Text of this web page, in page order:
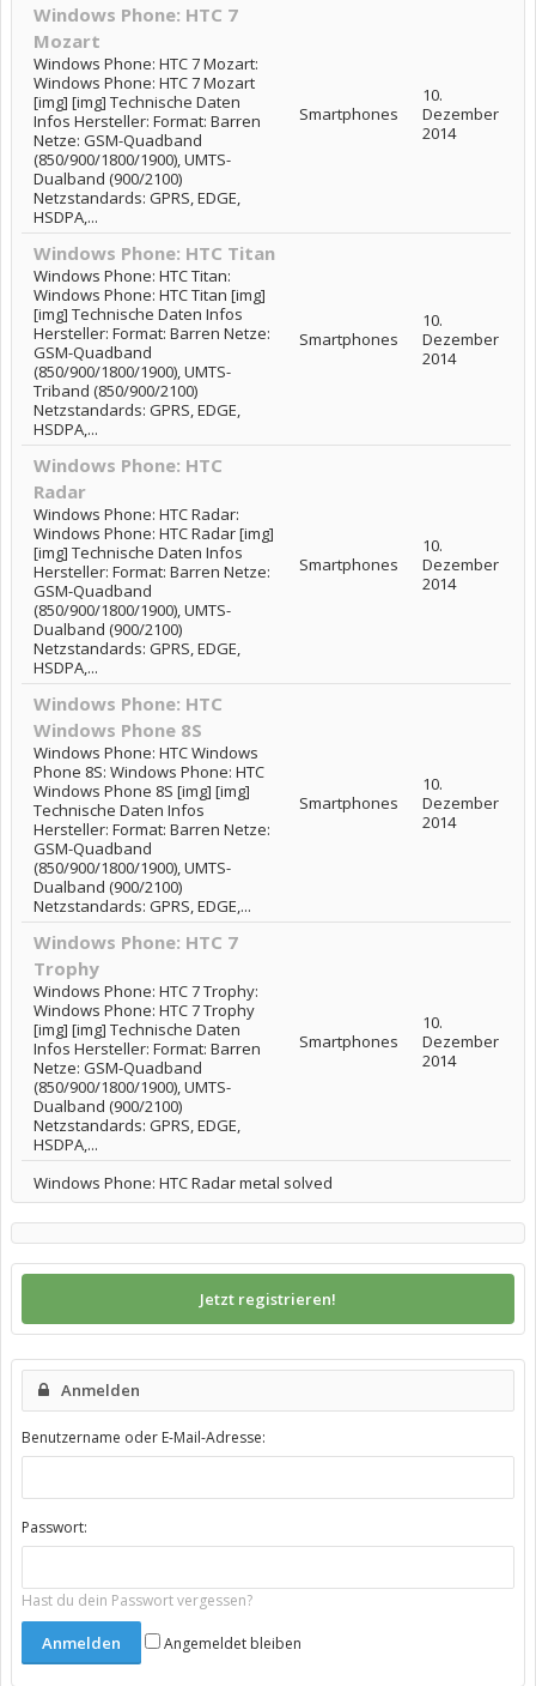
Windows Phone: HTC 7
Mozart
Windows Phone: HTC 7 Mozart:
Windows Phone: HTC 7 Mozart
[img] [img] Technische Daten
Infos Hersteller: Format: Barren
Netze: GSM-Quadband
(850/900/1800/1900), UMTS-
Dualband (900/2100)
Netzstandards: GPRS, EDGE,
HSDPA,...
Smartphones
10.
Dezember
2014
Windows Phone: HTC Titan
Windows Phone: HTC Titan:
Windows Phone: HTC Titan [img]
[img] Technische Daten Infos
Hersteller: Format: Barren Netze:
GSM-Quadband
(850/900/1800/1900), UMTS-
Triband (850/900/2100)
Netzstandards: GPRS, EDGE,
HSDPA,...
Smartphones
10.
Dezember
2014
Windows Phone: HTC
Radar
Windows Phone: HTC Radar:
Windows Phone: HTC Radar [img]
[img] Technische Daten Infos
Hersteller: Format: Barren Netze:
GSM-Quadband
(850/900/1800/1900), UMTS-
Dualband (900/2100)
Netzstandards: GPRS, EDGE,
HSDPA,...
Smartphones
10.
Dezember
2014
Windows Phone: HTC
Windows Phone 8S
Windows Phone: HTC Windows
Phone 8S: Windows Phone: HTC
Windows Phone 8S [img] [img]
Technische Daten Infos
Hersteller: Format: Barren Netze:
GSM-Quadband
(850/900/1800/1900), UMTS-
Dualband (900/2100)
Netzstandards: GPRS, EDGE,...
Smartphones
10.
Dezember
2014
Windows Phone: HTC 7
Trophy
Windows Phone: HTC 7 Trophy:
Windows Phone: HTC 7 Trophy
[img] [img] Technische Daten
Infos Hersteller: Format: Barren
Netze: GSM-Quadband
(850/900/1800/1900), UMTS-
Dualband (900/2100)
Netzstandards: GPRS, EDGE,
HSDPA,...
Smartphones
10.
Dezember
2014
Windows Phone: HTC Radar metal solved
Jetzt registrieren!
Anmelden
Benutzername oder E-Mail-Adresse:
Passwort:
Hast du dein Passwort vergessen?
Angemeldet bleiben